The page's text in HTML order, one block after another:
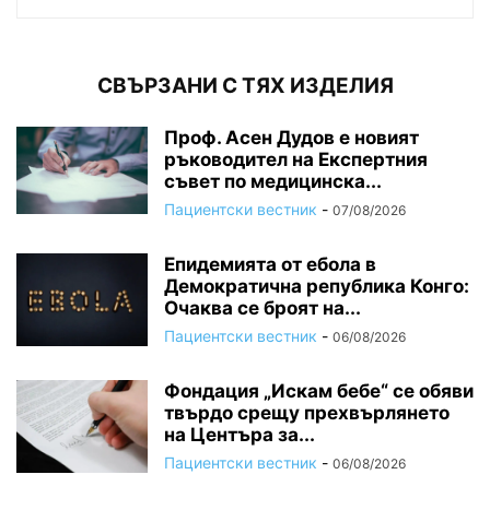
СВЪРЗАНИ С ТЯХ ИЗДЕЛИЯ
Проф. Асен Дудов е новият
ръководител на Експертния
съвет по медицинска...
Пациентски вестник - 07/08/2026
Епидемията от ебола в
Демократична република Конго:
Очаква се броят на...
Пациентски вестник - 06/08/2026
Фондация „Искам бебе“ се обяви
твърдо срещу прехвърлянето
на Центъра за...
Пациентски вестник - 06/08/2026